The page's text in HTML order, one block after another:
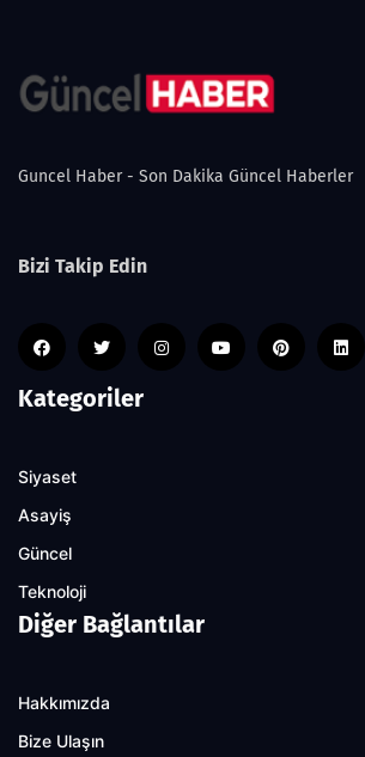
Guncel Haber - Son Dakika Güncel Haberler
Bizi Takip Edin
Kategoriler
Siyaset
Asayiş
Güncel
Teknoloji
Diğer Bağlantılar
Hakkımızda
Bize Ulaşın